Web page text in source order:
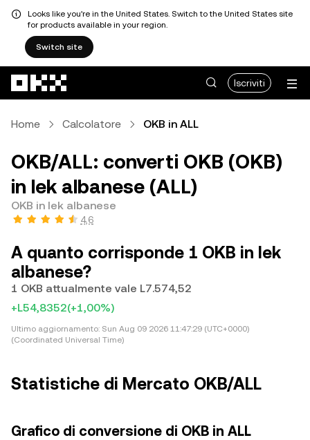
Looks like you're in the United States. Switch to the United States site
for products available in your region.
Switch site
Iscriviti
Home Calcolatore OKB in ALL
OKB/ALL: converti OKB (OKB)
in lek albanese (ALL)
OKB in lek albanese
4,6
A quanto corrisponde 1 OKB in lek
albanese?
1 OKB attualmente vale L7.574,52
+L54,8352(+1,00%)
Ultimo aggiornamento: Sun Aug 09 2026 11:47:29 (UTC+0000)
(Coordinated Universal Time)
Statistiche di Mercato OKB/ALL
Grafico di conversione di OKB in ALL